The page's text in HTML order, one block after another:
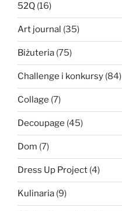
52Q (16)
Art journal (35)
Biżuteria (75)
Challenge i konkursy (84)
Collage (7)
Decoupage (45)
Dom (7)
Dress Up Project (4)
Kulinaria (9)